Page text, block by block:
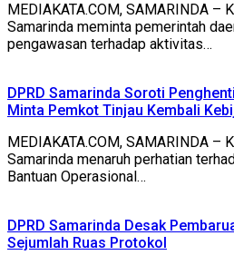
MEDIAKATA.COM, SAMARINDA –
Samarinda meminta pemerintah
pengawasan terhadap aktivitas…
DPRD Samarinda Soroti
Minta Pemkot Tinjau Kembali
MEDIAKATA.COM, SAMARINDA –
Samarinda menaruh perhatian
Bantuan Operasional…
DPRD Samarinda Desak
Sejumlah Ruas Protokol